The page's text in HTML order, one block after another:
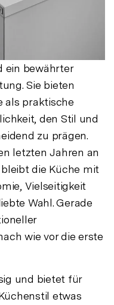
ein bewährter
Sie bieten
als praktische
den Stil und
zu prägen.
letzten Jahren an
die Küche mit
Vielseitigkeit
Wahl. Gerade
wie vor die erste
und bietet für
etwas